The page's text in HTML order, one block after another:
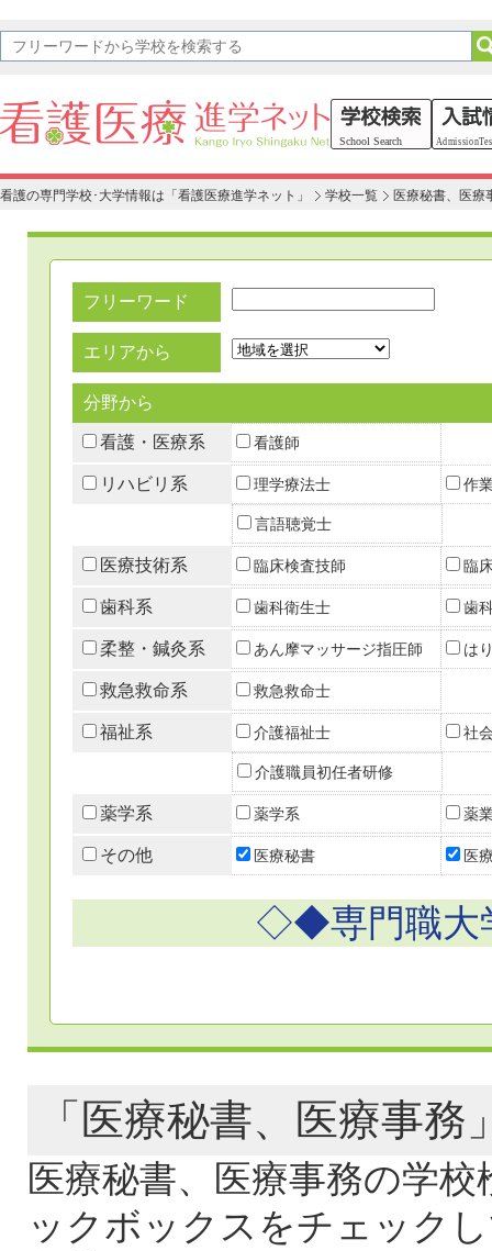
看護の専門学校･大学情報は「看護医療進学ネット」 学校一覧 医療秘書、医療
フリーワード
エリアから
分野から
看護・医療系 看護師
リハビリ系 理学療法士 作
言語聴覚士
医療技術系 臨床検査技師 臨
歯科系 歯科衛生士 歯
柔整・鍼灸系 あん摩マッサージ指圧師 は
救急救命系 救急救命士
福祉系 介護福祉士 社
介護職員初任者研修
薬学系 薬学系 薬
その他 医療秘書 医
◇◆専門職大
「医療秘書、医療事
医療秘書、医療事務の学
ックボックスをチェック